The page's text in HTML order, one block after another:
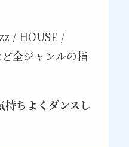
/ HOUSE /
全ジャンルの指
ちよくダンスし